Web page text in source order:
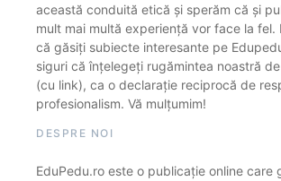
această conduită etică și sperăm că și
mult mai multă experiență vor face la fel.
că găsiți subiecte interesante pe
siguri că înțelegeți rugămintea noastră
(cu link), ca o declarație reciprocă de
profesionalism. Vă mulțumim!
DESPRE NOI
EduPedu.ro este o publicație online care